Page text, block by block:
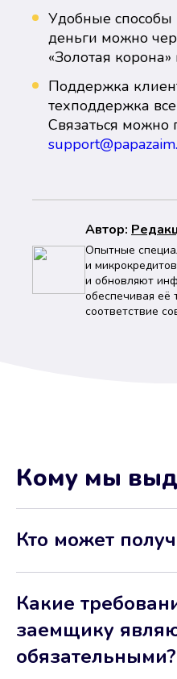
Удобные способы
деньги можно
«Золотая корона»
Поддержка
техподдержка
Связаться можно
Автор:
Опытные
и
и обновляют
обеспечивая её
соответствие
Кому мы
Кто может
Какие
заемщику
обязательными?